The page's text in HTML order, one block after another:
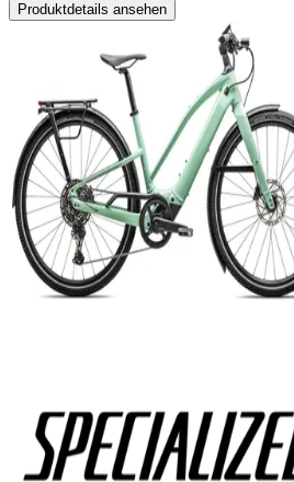
Produktdetails ansehen